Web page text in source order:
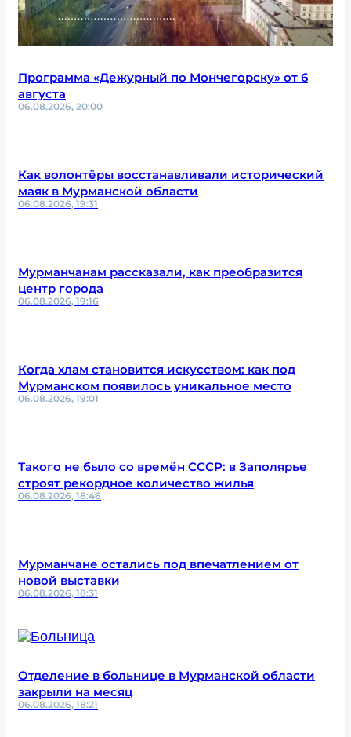
Программа «Дежурный по Мончегорску» от 6
августа
06.08.2026, 20:00
Как волонтёры восстанавливали исторический
маяк в Мурманской области
06.08.2026, 19:31
Мурманчанам рассказали, как преобразится
центр города
06.08.2026, 19:16
Когда хлам становится искусством: как под
Мурманском появилось уникальное место
06.08.2026, 19:01
Такого не было со времён СССР: в Заполярье
строят рекордное количество жилья
06.08.2026, 18:46
Мурманчане остались под впечатлением от
новой выставки
06.08.2026, 18:31
Отделение в больнице в Мурманской области
закрыли на месяц
06.08.2026, 18:21